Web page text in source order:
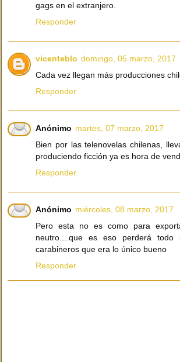
gags en el extranjero.
Responder
vicenteblo domingo, 05 marzo, 2017
Cada vez llegan más producciones
Responder
Anónimo martes, 07 marzo, 2017
Bien por las telenovelas chilenas,
produciendo ficción ya es hora de
Responder
Anónimo miércoles, 08 marzo, 2017
Pero esta no es como para
neutro....que es eso perderá
carabineros que era lo único bueno
Responder